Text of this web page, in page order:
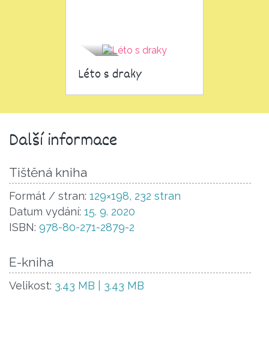
Léto s draky
Další informace
Tištěná kniha
Formát / stran: 129×198, 232 stran
Datum vydání: 15. 9. 2020
ISBN: 978-80-271-2879-2
E-kniha
Velikost: 3.43 MB | 3.43 MB